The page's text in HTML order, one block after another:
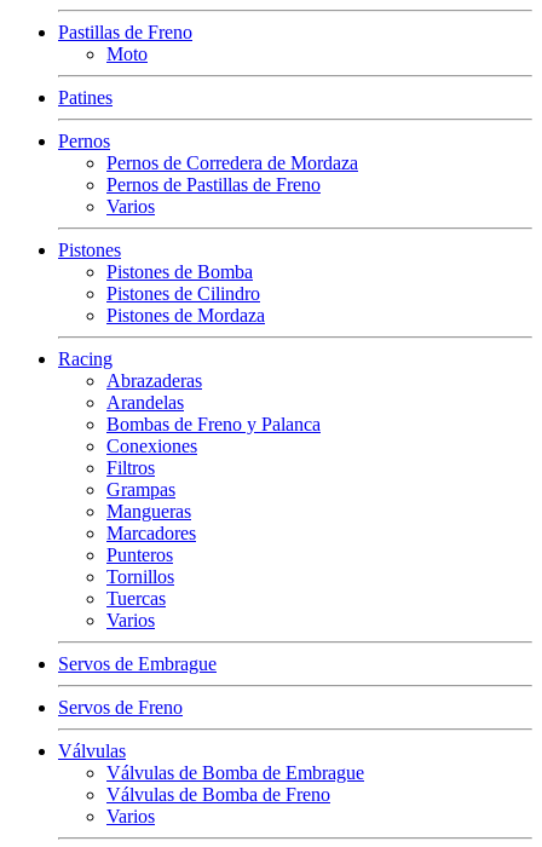
Pastillas de Freno
Moto
Patines
Pernos
Pernos de Corredera de Mordaza
Pernos de Pastillas de Freno
Varios
Pistones
Pistones de Bomba
Pistones de Cilindro
Pistones de Mordaza
Racing
Abrazaderas
Arandelas
Bombas de Freno y Palanca
Conexiones
Filtros
Grampas
Mangueras
Marcadores
Punteros
Tornillos
Tuercas
Varios
Servos de Embrague
Servos de Freno
Válvulas
Válvulas de Bomba de Embrague
Válvulas de Bomba de Freno
Varios